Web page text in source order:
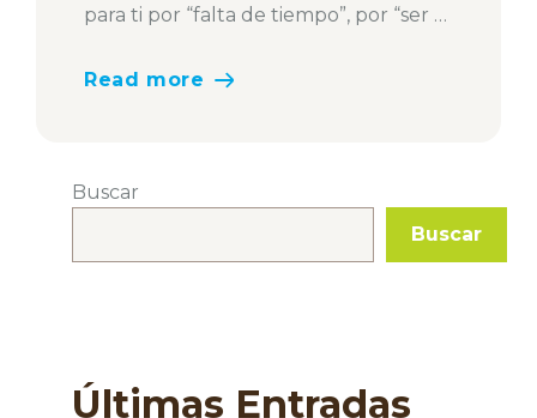
para ti por “falta de tiempo”, por “ser …
Read more
Buscar
Buscar
Últimas Entradas